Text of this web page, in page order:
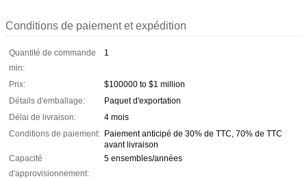
Conditions de paiement et expédition
Quantité de commande
min:
1
Prix:
$100000 to $1 million
Détails d'emballage:
Paquet d'exportation
Délai de livraison:
4 mois
Conditions de paiement: Paiement anticipé de 30% de TTC, 70% de TTC
avant livraison
Capacité
d'approvisionnement:
5 ensembles/années